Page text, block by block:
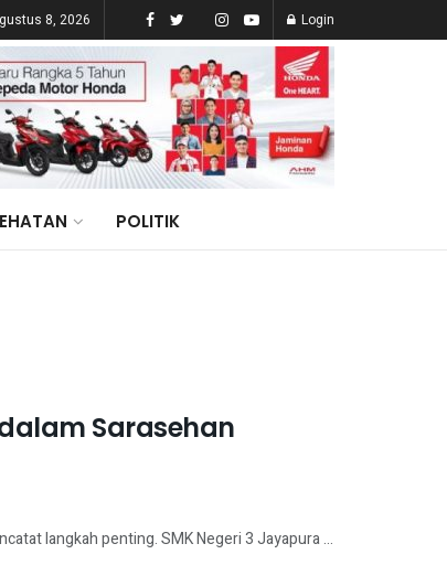
8, 2026 Login
POLITIK
Sarasehan
langkah penting. SMK Negeri 3 Jayapura ...